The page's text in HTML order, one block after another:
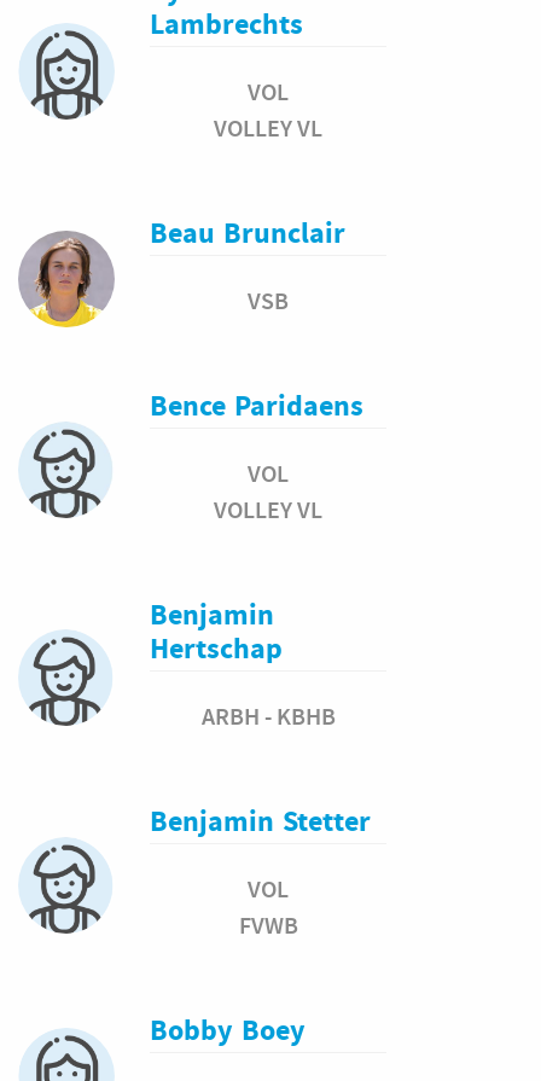
Lambrechts
VOL
VOLLEY VL
Beau Brunclair
VSB
Bence Paridaens
VOL
VOLLEY VL
Benjamin
Hertschap
ARBH - KBHB
Benjamin Stetter
VOL
FVWB
Bobby Boey